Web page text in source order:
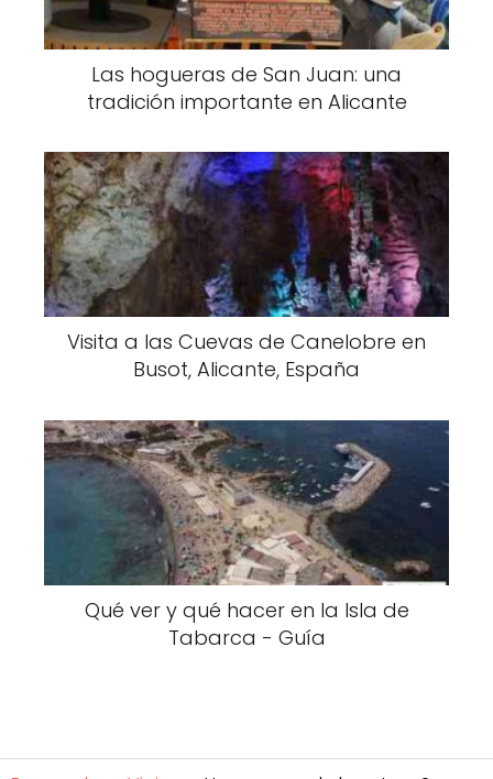
Las hogueras de San Juan: una
tradición importante en Alicante
Visita a las Cuevas de Canelobre en
Busot, Alicante, España
Qué ver y qué hacer en la Isla de
Tabarca - Guía